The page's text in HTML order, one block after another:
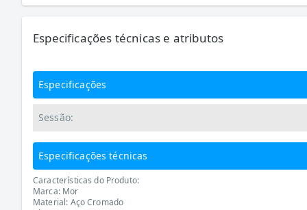
Especificações técnicas e atributos
Especificações
Sessão:
Especificações técnicas
Características do Produto:
Marca: Mor
Material: Aço Cromado